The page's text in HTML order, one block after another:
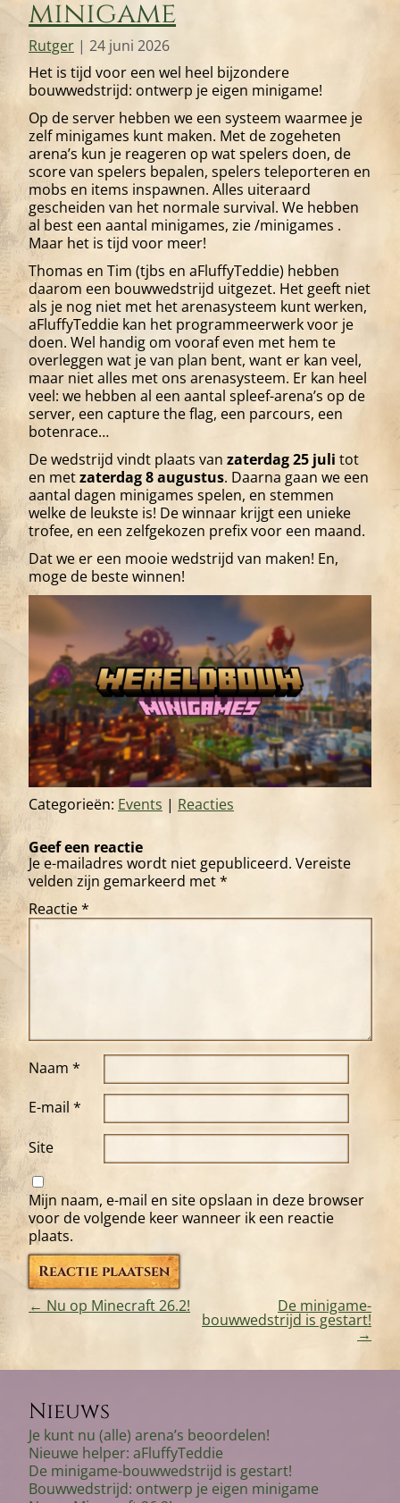
minigame
Rutger | 24 juni 2026
Het is tijd voor een wel heel bijzondere
bouwwedstrijd: ontwerp je eigen minigame!
Op de server hebben we een systeem waarmee je
zelf minigames kunt maken. Met de zogeheten
arena’s kun je reageren op wat spelers doen, de
score van spelers bepalen, spelers teleporteren en
mobs en items inspawnen. Alles uiteraard
gescheiden van het normale survival. We hebben
al best een aantal minigames, zie /minigames .
Maar het is tijd voor meer!
Thomas en Tim (tjbs en aFluffyTeddie) hebben
daarom een bouwwedstrijd uitgezet. Het geeft niet
als je nog niet met het arenasysteem kunt werken,
aFluffyTeddie kan het programmeerwerk voor je
doen. Wel handig om vooraf even met hem te
overleggen wat je van plan bent, want er kan veel,
maar niet alles met ons arenasysteem. Er kan heel
veel: we hebben al een aantal spleef-arena’s op de
server, een capture the flag, een parcours, een
botenrace…
De wedstrijd vindt plaats van zaterdag 25 juli tot
en metzaterdag 8 augustus. Daarna gaan we een
aantal dagen minigames spelen, en stemmen
welke de leukste is! De winnaar krijgt een unieke
trofee, en een zelfgekozen prefix voor een maand.
Dat we er een mooie wedstrijd van maken! En,
moge de beste winnen!
Categorieën: Events | Reacties
Geef een reactie
Je e-mailadres wordt niet gepubliceerd. Vereiste
velden zijn gemarkeerd met*
Reactie*
Naam *
E-mail *
Site
Mijn naam, e-mail en site opslaan in deze browser
voor de volgende keer wanneer ik een reactie
plaats.
navigatie
← Nu op Minecraft 26.2! De minigame-
bouwwedstrijd is gestart!
→
Nieuws
Je kunt nu (alle) arena’s beoordelen!
Nieuwe helper: aFluffyTeddie
De minigame-bouwwedstrijd is gestart!
Bouwwedstrijd: ontwerp je eigen minigame